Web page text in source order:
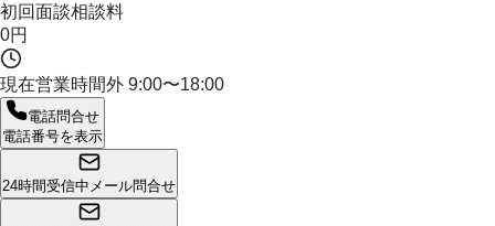
初回面談相談料
0円
現在営業時間外 9:00〜18:00
電話問合せ
電話番号を表示
24時間受信中 メール問合せ